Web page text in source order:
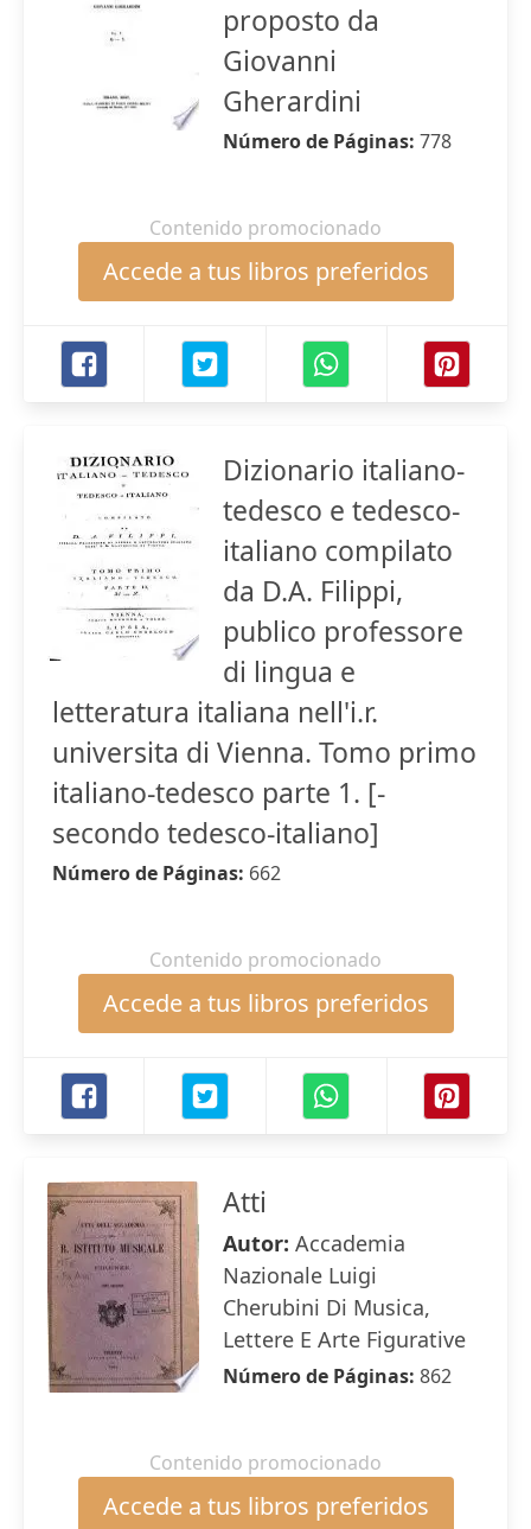
proposto da
Giovanni
Gherardini
Número de Páginas: 778
Contenido promocionado
Accede a tus libros preferidos
Dizionario italiano-
tedesco e tedesco-
italiano compilato
da D.A. Filippi,
publico professore
di lingua e
letteratura italiana nell'i.r.
universita di Vienna. Tomo primo
italiano-tedesco parte 1. [-
secondo tedesco-italiano]
Número de Páginas: 662
Contenido promocionado
Accede a tus libros preferidos
Atti
Autor: Accademia
Nazionale Luigi
Cherubini Di Musica,
Lettere E Arte Figurative
Número de Páginas: 862
Contenido promocionado
Accede a tus libros preferidos